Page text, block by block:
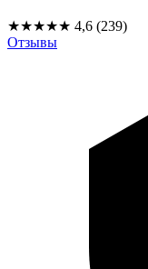
★★★★★ 4,6 (239)
Отзывы